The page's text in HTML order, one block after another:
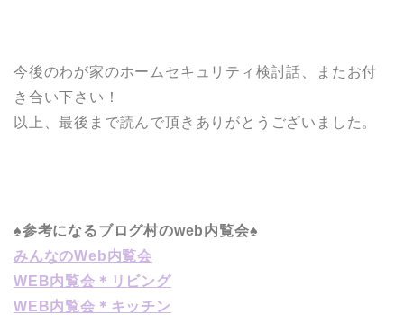
今後のわが家のホームセキュリティ検討話、またお付
き合い下さい！
以上、最後まで読んで頂きありがとうございました。
♠参考になるブログ村のweb内覧会♠
みんなのWeb内覧会
WEB内覧会＊リビング
WEB内覧会＊キッチン